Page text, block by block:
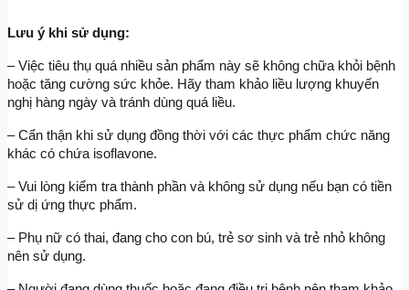
Lưu ý khi sử dụng:
– Việc tiêu thụ quá nhiều sản phẩm này sẽ không chữa khỏi bệnh
hoặc tăng cường sức khỏe. Hãy tham khảo liều lượng khuyến
nghị hàng ngày và tránh dùng quá liều.
– Cẩn thận khi sử dụng đồng thời với các thực phẩm chức năng
khác có chứa isoflavone.
– Vui lòng kiểm tra thành phần và không sử dụng nếu bạn có tiền
sử dị ứng thực phẩm.
– Phụ nữ có thai, đang cho con bú, trẻ sơ sinh và trẻ nhỏ không
nên sử dụng.